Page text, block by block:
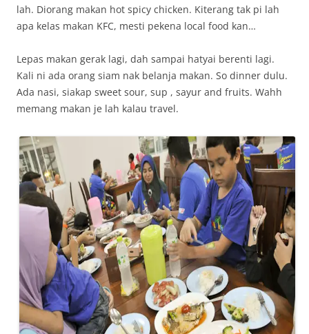
lah. Diorang makan hot spicy chicken. Kiterang tak pi lah
apa kelas makan KFC, mesti pekena local food kan…
Lepas makan gerak lagi, dah sampai hatyai berenti lagi.
Kali ni ada orang siam nak belanja makan. So dinner dulu.
Ada nasi, siakap sweet sour, sup , sayur and fruits. Wahh
memang makan je lah kalau travel.